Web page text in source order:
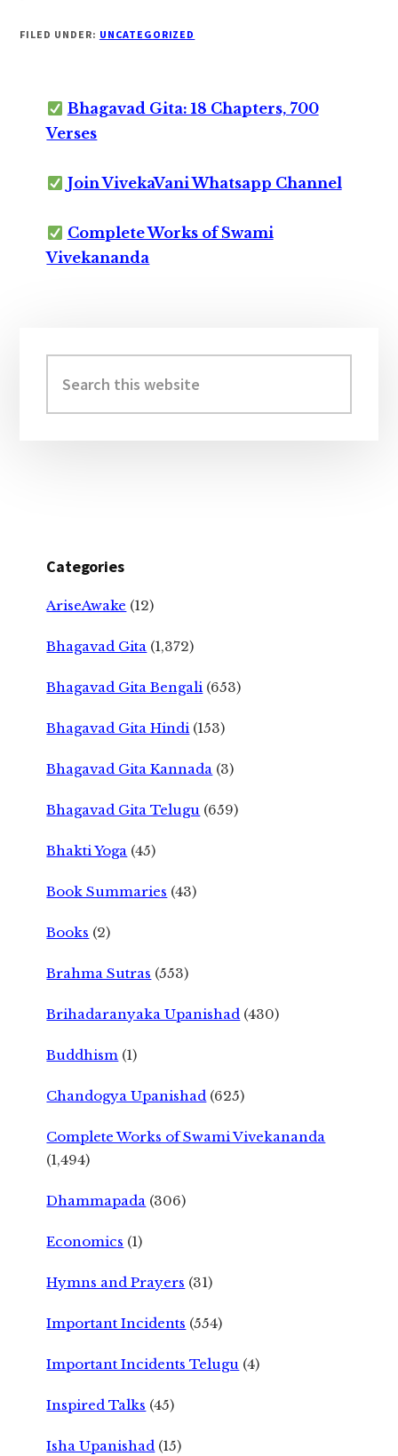
FILED UNDER: UNCATEGORIZED
Bhagavad Gita: 18 Chapters, 700
Verses
Join VivekaVani Whatsapp Channel
Complete Works of Swami
Vivekananda
Sidebar
this
website
Categories
AriseAwake (12)
Bhagavad Gita (1,372)
Bhagavad Gita Bengali (653)
Bhagavad Gita Hindi (153)
Bhagavad Gita Kannada (3)
Bhagavad Gita Telugu (659)
Bhakti Yoga (45)
Book Summaries (43)
Books (2)
Brahma Sutras (553)
Brihadaranyaka Upanishad (430)
Buddhism (1)
Chandogya Upanishad (625)
Complete Works of Swami Vivekananda
(1,494)
Dhammapada (306)
Economics (1)
Hymns and Prayers (31)
Important Incidents (554)
Important Incidents Telugu (4)
Inspired Talks (45)
Isha Upanishad (15)